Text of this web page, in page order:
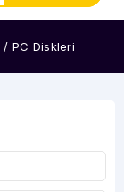
/ PC Diskleri